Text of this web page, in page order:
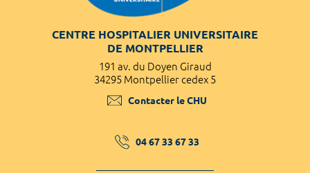
CENTRE HOSPITALIER UNIVERSITAIRE
DE MONTPELLIER
191 av. du Doyen Giraud
34295 Montpellier cedex 5
Contacter le CHU
04 67 33 67 33